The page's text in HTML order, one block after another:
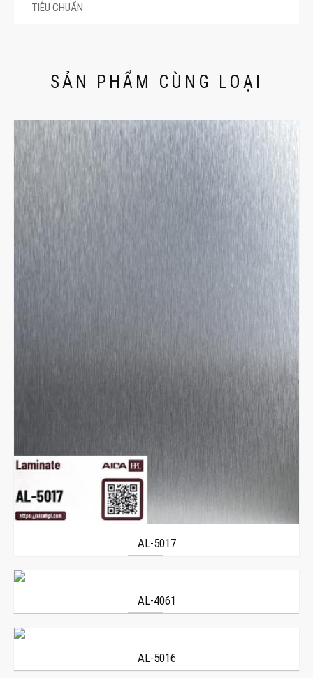
TIÊU CHUẨN
SẢN PHẨM CÙNG LOẠI
AL-5017
AL-4061
AL-5016